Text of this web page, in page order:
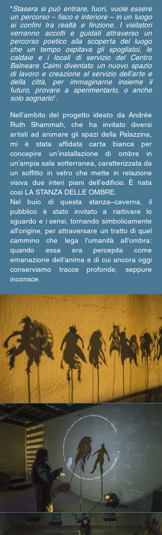
"Stasera si può entrare, fuori, vuole essere
un percorso – fisco e interiore – in un luogo
ai confini tra realtà e finzione. I visitatori
verranno accolti e guidati attraverso un
percorso poetico alla scoperta del luogo
che un tempo ospitava gli spogliatoi, le
caldaie e i locali di servizio del Centro
Balneare Caimi diventato un nuovo spazio
di lavoro e creazione al servizio dell’arte e
della città, per immaginarne insieme il
futuro, provare a sperimentarlo, o anche
solo sognarlo”.
Nell’ambito del progetto ideato da Andrée
Ruth Shammah, che ha invitato diversi
artisti ad animare gli spazi della Palazzina,
mi è stata affidata carta bianca per
concepire un’installazione di ombre in
un’ampia sala sotterranea, caratterizzata da
un soffitto in vetro che mette in relazione
visiva due interi piani dell’edificio. È nata
così LA STANZA DELLE OMBRE.
Nel buio di questa stanza–caverna, il
pubblico è stato invitato a riattivare lo
sguardo e i sensi, tornando simbolicamente
all’origine, per attraversare un tratto di quel
cammino che lega l’umanità all’ombra:
quando essa era percepita come
emanazione dell’anima e di cui ancora oggi
conserviamo tracce profonde, seppure
inconsce.